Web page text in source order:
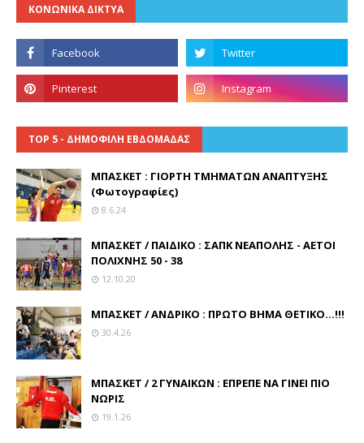
ΚΟΝΩΝΙΚΑ ΔΙΚΤΥΑ
TOP 5 - ΔΗΜΟΦΙΛΗ ΕΒΔΟΜΑΔΑΣ
ΜΠΑΣΚΕΤ : ΓΙΟΡΤΗ ΤΜΗΜΑΤΩΝ ΑΝΑΠΤΥΞΗΣ
(Φωτογραφίες)
8.6.24
ΜΠΑΣΚΕΤ / ΠΑΙΔΙΚΟ : ΣΑΠΚ ΝΕΑΠΟΛΗΣ - ΑΕΤΟΙ
ΠΟΛΙΧΝΗΣ 50 - 38
12.10.20
ΜΠΑΣΚΕΤ / ΑΝΔΡΙΚΟ : ΠΡΩΤΟ ΒΗΜΑ ΘΕΤΙΚΟ...!!!
30.4.26
ΜΠΑΣΚΕΤ / 2 ΓΥΝΑΙΚΩΝ : ΕΠΡΕΠΕ ΝΑ ΓΙΝΕΙ ΠΙΟ
ΝΩΡΙΣ
19.1.26